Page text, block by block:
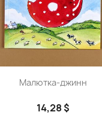
Просмотр
Малютка-джинн
14,28 $